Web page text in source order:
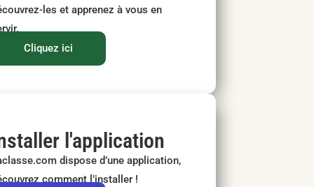
les et apprenez à vous en
Cliquez ici
l'application
dispose d’une application,
comment l’installer !